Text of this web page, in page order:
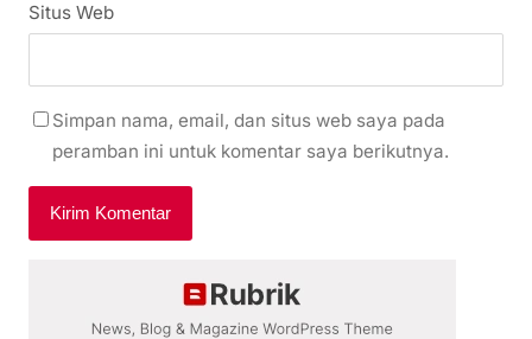
Situs Web
Simpan nama, email, dan situs web saya pada
peramban ini untuk komentar saya berikutnya.